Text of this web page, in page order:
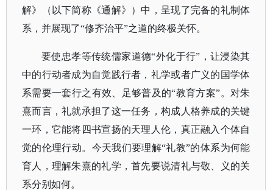
解》（以下简称《通解》）中，呈现了完备的礼制体
系，并展现了“修齐治平”之道的终极关怀。
要使忠孝等传统儒家道德“外化于行”，让浸染其
中的行动者成为自觉践行者，礼学或者广义的国学体
系需要一套行之有效、足够普及的“教育方案”。对朱
熹而言，礼就承担了这一任务，构成人格养成的关键
一环，它能将四书宣扬的天理人伦，真正融入个体自
觉的伦理行动。今天我们要理解“礼教”的体系为何能
育人，理解朱熹的礼学，首先要说清礼与敬、义的关
系分别如何。